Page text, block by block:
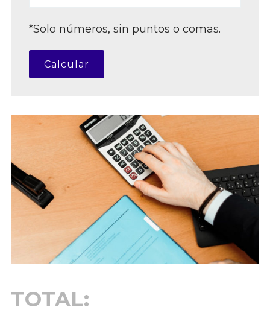
*Solo números, sin puntos o comas.
Calcular
TOTAL: